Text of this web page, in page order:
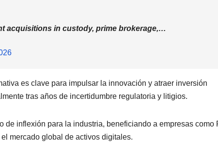
acquisitions in custody, prime brokerage,…
es clave para impulsar la innovación y atraer inversión
tras años de incertidumbre regulatoria y litigios.
de inflexión para la industria, beneficiando a empresas como
mercado global de activos digitales.